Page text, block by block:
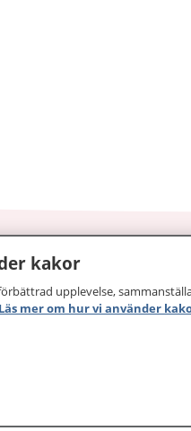
och vård
information om sjukdomar
kakor
upplevelse,
Läs mer om hur vi använder